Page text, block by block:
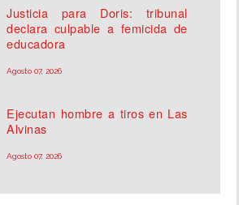
Justicia para Doris: tribunal
declara culpable a femicida de
educadora
Agosto 07, 2026
Ejecutan hombre a tiros en Las
Alvinas
Agosto 07, 2026